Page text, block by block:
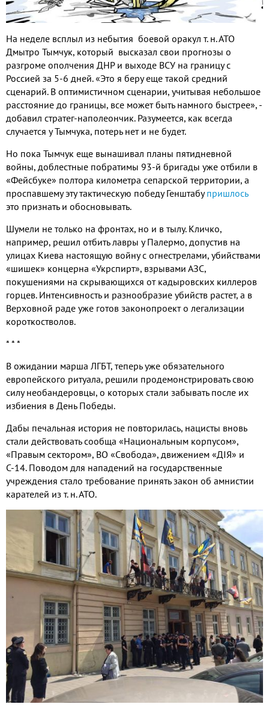
На неделе всплыл из небытия боевой оракул т. н. АТО
Дмытро Тымчук, который высказал свои прогнозы о
разгроме ополчения ДНР и выходе ВСУ на границу с
Россией за 5-6 дней. «Это я беру еще такой средний
сценарий. В оптимистичном сценарии, учитывая небольшое
расстояние до границы, все может быть намного быстрее», -
добавил стратег-наполеончик. Разумеется, как всегда
случается у Тымчука, потерь нет и не будет.
Но пока Тымчук еще вынашивал планы пятидневной
войны, доблестные побратимы 93-й бригады уже отбили в
«Фейсбуке» полтора километра сепарской территории, а
проспавшему эту тактическую победу Генштабупришлось
это признать и обосновывать.
Шумели не только на фронтах, но и в тылу. Кличко,
например, решил отбить лавры у Палермо, допустив на
улицах Киева настоящую войну с огнестрелами, убийствами
«шишек» концерна «Укрспирт», взрывами АЗС,
покушениями на скрывающихся от кадыровских киллеров
горцев. Интенсивность и разнообразие убийств растет, а в
Верховной раде уже готов законопроект о легализации
короткостволов.
* * *
В ожидании марша ЛГБТ, теперь уже обязательного
европейского ритуала, решили продемонстрировать свою
силу необандеровцы, о которых стали забывать после их
избиения в День Победы.
Дабы печальная история не повторилась, нацисты вновь
стали действовать сообща «Национальным корпусом»,
«Правым сектором», ВО «Свобода», движением «ДІЯ» и
С-14. Поводом для нападений на государственные
учреждения стало требование принять закон об амнистии
карателей из т. н. АТО.